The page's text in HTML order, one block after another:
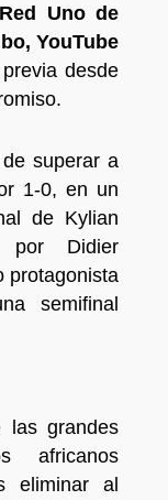
Red Uno de
YouTube
desde
superar a
1-0, en un
de Kylian
por Didier
protagonista
semifinal
las grandes
africanos
eliminar al